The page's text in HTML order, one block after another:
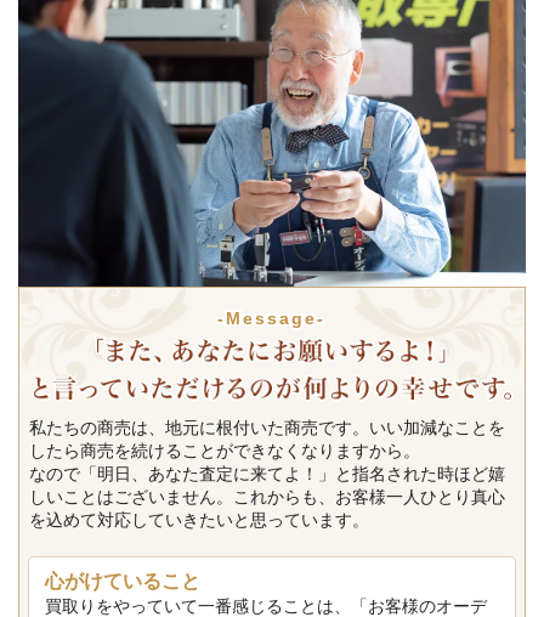
-Message-
私たちの商売は、地元に根付いた商売です。いい加減なことを
したら商売を続けることができなくなりますから。
なので「明日、あなた査定に来てよ！」と指名された時ほど嬉
しいことはございません。これからも、お客様一人ひとり真心
を込めて対応していきたいと思っています。
心がけていること
買取りをやっていて一番感じることは、「お客様のオーデ